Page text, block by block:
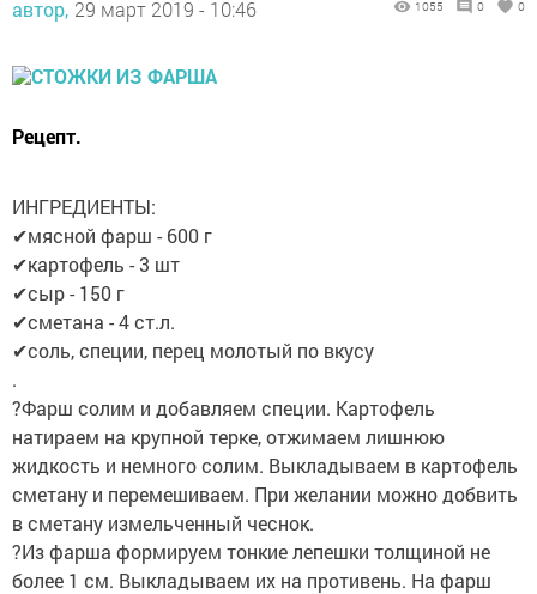
автор, 29 март 2019 - 10:46 1055 0 0
Рецепт.
ИНГРЕДИЕНТЫ:
✔мясной фарш - 600 г
✔картофель - 3 шт
✔сыр - 150 г
✔сметана - 4 ст.л.
✔соль, специи, перец молотый по вкусу
.
?️Фарш солим и добавляем специи. Картофель
натираем на крупной терке, отжимаем лишнюю
жидкость и немного солим. Выкладываем в картофель
сметану и перемешиваем. При желании можно добвить
в сметану измельченный чеснок.
?️Из фарша формируем тонкие лепешки толщиной не
более 1 см. Выкладываем их на противень. На фарш